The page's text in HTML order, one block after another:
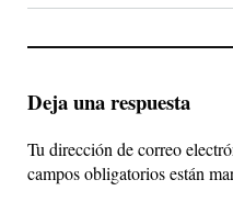
Deja una respuesta
Tu dirección de correo
campos obligatorios están